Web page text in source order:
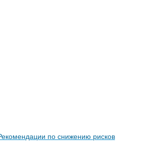
по снижению рисков